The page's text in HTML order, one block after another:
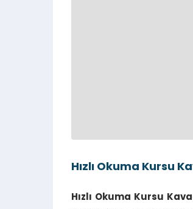
Hızlı Okuma Kursu
Hızlı Okuma Kursu